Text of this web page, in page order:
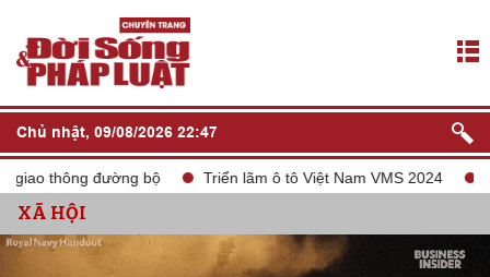
Chủ nhật, 09/08/2026 22:47
thông đường bộ Triển lãm ô tô Việt Nam VMS 2024 tắt
XÃ HỘI